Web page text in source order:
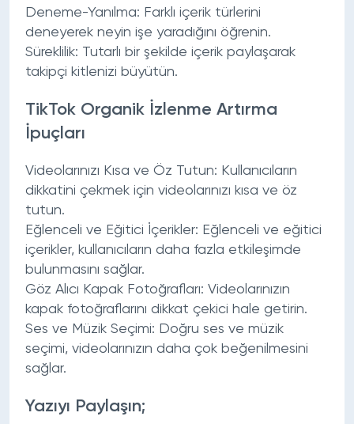
Deneme-Yanılma: Farklı içerik türlerini
deneyerek neyin işe yaradığını öğrenin.
Süreklilik: Tutarlı bir şekilde içerik paylaşarak
takipçi kitlenizi büyütün.
TikTok Organik İzlenme Artırma
İpuçları
Videolarınızı Kısa ve Öz Tutun: Kullanıcıların
dikkatini çekmek için videolarınızı kısa ve öz
tutun.
Eğlenceli ve Eğitici İçerikler: Eğlenceli ve eğitici
içerikler, kullanıcıların daha fazla etkileşimde
bulunmasını sağlar.
Göz Alıcı Kapak Fotoğrafları: Videolarınızın
kapak fotoğraflarını dikkat çekici hale getirin.
Ses ve Müzik Seçimi: Doğru ses ve müzik
seçimi, videolarınızın daha çok beğenilmesini
sağlar.
Yazıyı Paylaşın;